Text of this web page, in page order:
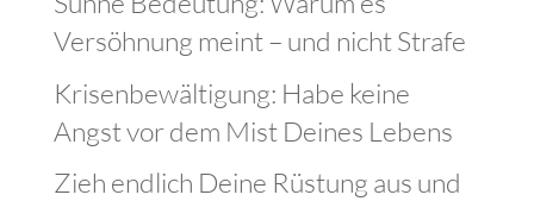
Versöhnung meint – und nicht Strafe
Krisenbewältigung: Habe keine
Angst vor dem Mist Deines Lebens
Zieh endlich Deine Rüstung aus und